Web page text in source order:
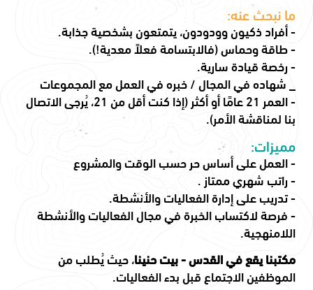
ما نبحث عنه:
- أفراد ذكيون وودودون، يتمتعون بشخصية جذابة.
- طاقة وحماس (فالابتسامة فعلاً معدية!).
- رخصة قيادة سارية.
_ شهاده في المجال / خبره في العمل مع المجموعات
- العمر 21 عامًا أو أكثر (إذا كنت أقل من 21، يُرجى الاتصال
بنا لمناقشة الأمر).
مميزات:
- العمل على أساس حر حسب الوقت والمشروع
- راتب شهري ممتاز .
- تدريب على إدارة الفعاليات والأنشطة.
- فرصة لاكتساب الخبرة في مجال الفعاليات والأنشطة
اللامنهجية.
مكتبنا يقع في القدس - بيت حنينا، حيث يُطلب من
الموظفين الاجتماع قبل بدء الفعاليات.